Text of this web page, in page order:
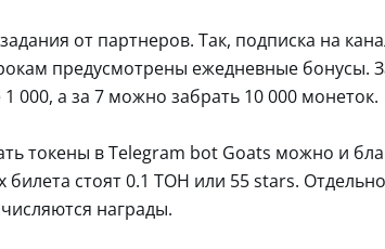
от партнеров. Так, подписка на
предусмотрены ежедневные бонусы.
000, а за 7 можно забрать 10 000 монеток.
токены в Telegram bot Goats можно и
билета стоят 0.1 ТОН или 55 stars.
награды.